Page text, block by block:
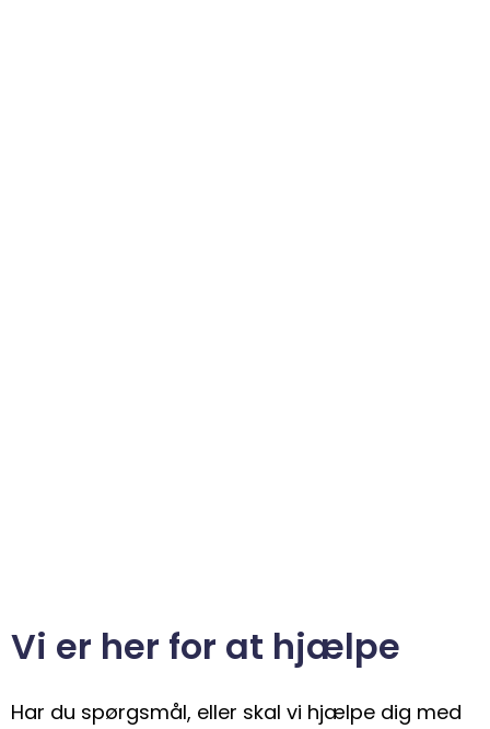
Vi er her for at hjælpe
Har du spørgsmål, eller skal vi hjælpe dig med